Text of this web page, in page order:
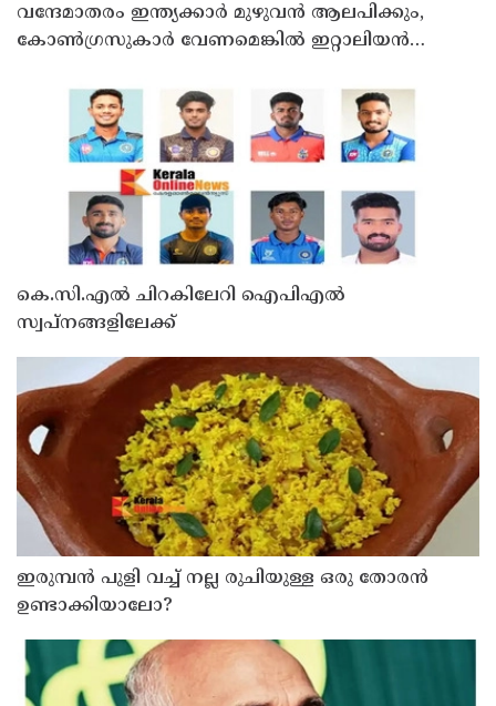
വന്ദേമാതരം ഇന്ത്യക്കാർ മുഴുവൻ ആലപിക്കും,
കോൺഗ്രസുകാർ വേണമെങ്കിൽ ഇറ്റാലിയൻ
കെ.സി.എൽ ചിറകിലേറി ഐപിഎൽ
സ്വപ്നങ്ങളിലേക്ക്
ഇരുമ്പന്‍ പുളി വച്ച് നല്ല രുചിയുള്ള ഒരു തോരന്‍
ഉണ്ടാക്കിയാലോ?